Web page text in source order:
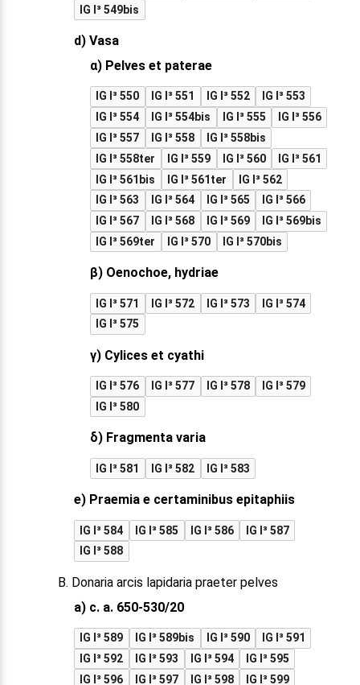
IG I³ 549bis
d) Vasa
α) Pelves et paterae
IG I³ 550 IG I³ 551 IG I³ 552
IG I³ 553
IG I³ 554
IG I³ 554bis IG I³ 555
IG I³ 556
IG I³ 557
IG I³ 558
IG I³ 558bis
IG I³ 558ter
IG I³ 559 IG I³ 560
IG I³ 561
IG I³ 561bis
IG I³ 561ter
IG I³ 562
IG I³ 563
IG I³ 564 IG I³ 565
IG I³ 566
IG I³ 567
IG I³ 568 IG I³ 569
IG I³ 569bis
IG I³ 569ter
IG I³ 570 IG I³ 570bis
β) Oenochoe, hydriae
IG I³ 571 IG I³ 572 IG I³ 573
IG I³ 574
IG I³ 575
γ) Cylices et cyathi
IG I³ 576 IG I³ 577 IG I³ 578
IG I³ 579
IG I³ 580
δ) Fragmenta varia
IG I³ 581 IG I³ 582 IG I³ 583
e) Praemia e certaminibus epitaphiis
IG I³ 584 IG I³ 585 IG I³ 586
IG I³ 587
IG I³ 588
B. Donaria arcis lapidaria praeter pelves
a) c. a. 650-530/20
IG I³ 589 IG I³ 589bis IG I³ 590
IG I³ 591
IG I³ 592
IG I³ 593 IG I³ 594
IG I³ 595
IG I³ 596
IG I³ 597 IG I³ 598 IG I³ 599